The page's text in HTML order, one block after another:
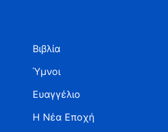
Βιβλία
Ύμνοι
Ευαγγέλιο
Η Νέα Εποχή